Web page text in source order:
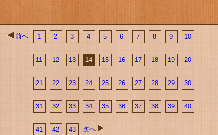
前へ 1 2 3 4 5 6 7 8 9 10
11 12 13 14 15 16 17 18 19 20
21 22 23 24 25 26 27 28 29 30
31 32 33 34 35 36 37 38 39 40
41 42 43 次へ